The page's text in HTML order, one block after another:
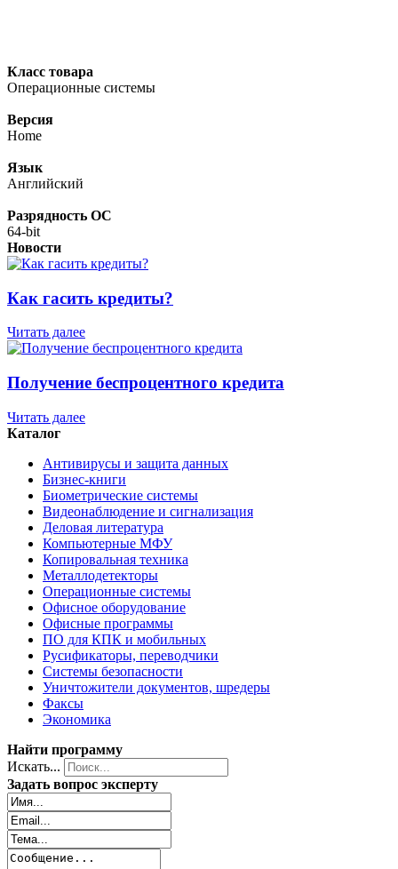
Класс товара
Операционные системы
Версия
Home
Язык
Английский
Разрядность ОС
64-bit
Новости
Как гасить кредиты?
Читать далее
Получение беспроцентного кредита
Читать далее
Каталог
Антивирусы и защита данных
Бизнес-книги
Биометрические системы
Видеонаблюдение и сигнализация
Деловая литература
Компьютерные МФУ
Копировальная техника
Металлодетекторы
Операционные системы
Офисное оборудование
Офисные программы
ПО для КПК и мобильных
Русификаторы, переводчики
Системы безопасности
Уничтожители документов, шредеры
Факсы
Экономика
Найти программу
Искать...
Задать вопрос эксперту